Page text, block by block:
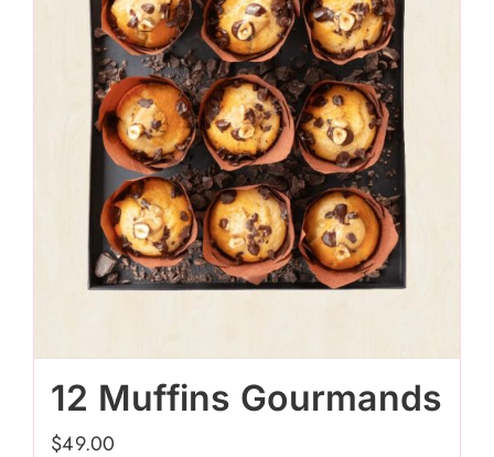
12 Muffins Gourmands
$49.00